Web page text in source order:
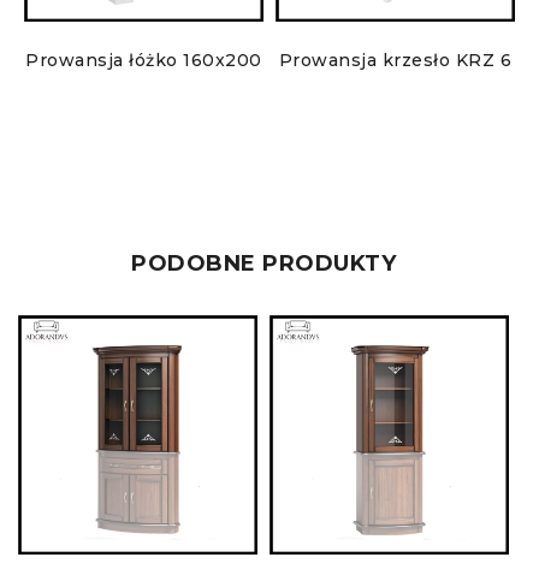
Prowansja łóżko 160x200 Prowansja krzesło KRZ 6
PODOBNE PRODUKTY